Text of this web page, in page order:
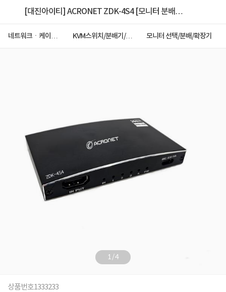
[대진아이티] ACRONET ZDK-4S4 [모니터 분배
네트워크ㆍ케이블
KVM스위치/분배기/선
모니터 선택/분배/확장기
1/4
상품번호1333233